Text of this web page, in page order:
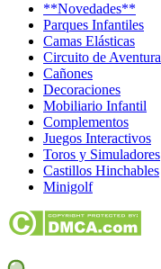
**Novedades**
Parques Infantiles
Camas Elásticas
Circuito de Aventura
Cañones
Decoraciones
Mobiliario Infantil
Complementos
Juegos Interactivos
Toros y Simuladores
Castillos Hinchables
Minigolf